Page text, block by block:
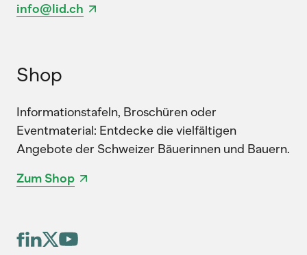
info@lid.ch
Shop
Informationstafeln, Broschüren oder
Eventmaterial: Entdecke die vielfältigen
Angebote der Schweizer Bäuerinnen und Bauern.
Zum Shop